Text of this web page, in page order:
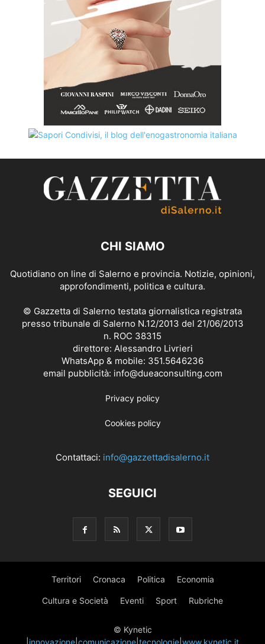
CHI SIAMO
Quotidiano on line di Salerno e provincia. Notizie, opinioni,
approfondimenti, politica e cultura.
© Gazzetta di Salerno testata giornalistica registrata
presso tribunale di Salerno N.12/2013 del 21/06/2013
n. ROC 38315
direttore: Alessandro Livrieri
WhatsApp & mobile: 351.5646236
email pubblicità: info@dueaconsulting.com
Privacy policy
Cookies policy
Contattaci: info@gazzettadisalerno.it
SEGUICI
Territori Cronaca Politica Economia
Cultura e Società Eventi Sport Rubriche
© Kynetic
innovazione comunicazione tecnologie www.kynetic.it